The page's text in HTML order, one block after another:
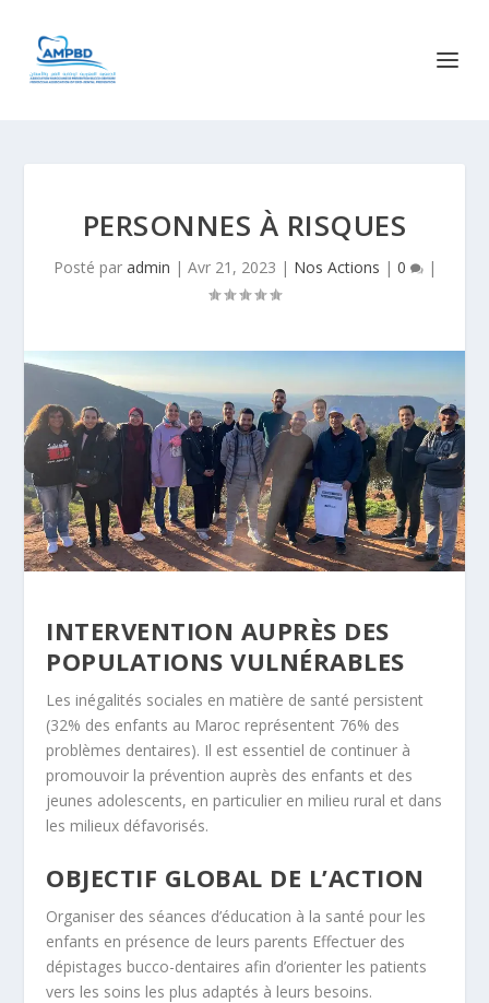
PERSONNES À RISQUES
Posté par admin | Avr 21, 2023 | Nos Actions | 0 |
INTERVENTION AUPRÈS DES
POPULATIONS VULNÉRABLES
Les inégalités sociales en matière de santé persistent
(32% des enfants au Maroc représentent 76% des
problèmes dentaires). Il est essentiel de continuer à
promouvoir la prévention auprès des enfants et des
jeunes adolescents, en particulier en milieu rural et dans
les milieux défavorisés.
OBJECTIF GLOBAL DE L’ACTION
Organiser des séances d’éducation à la santé pour les
enfants en présence de leurs parents Effectuer des
dépistages bucco-dentaires afin d’orienter les patients
vers les soins les plus adaptés à leurs besoins.